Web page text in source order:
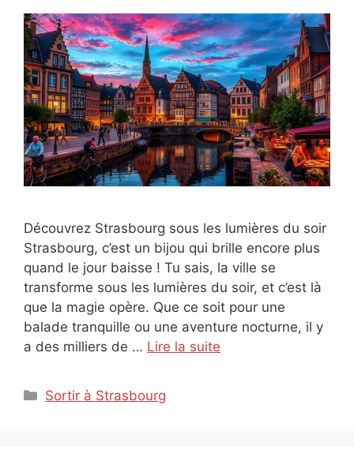
Découvrez Strasbourg sous les lumières du soir
Strasbourg, c’est un bijou qui brille encore plus
quand le jour baisse ! Tu sais, la ville se
transforme sous les lumières du soir, et c’est là
que la magie opère. Que ce soit pour une
balade tranquille ou une aventure nocturne, il y
a des milliers de … Lire la suite
Catégories
Sortir à Strasbourg